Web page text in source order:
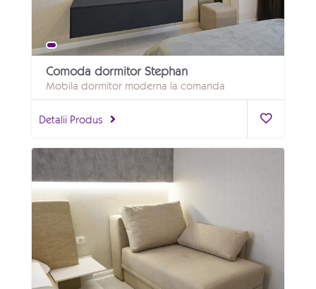
Comoda dormitor Stephan
Mobila dormitor moderna la comanda
Detalii Produs